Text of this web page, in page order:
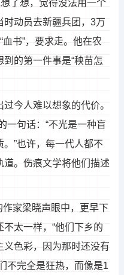
了想，觉得没法用一个
时动员去新疆兵团，3万
书”，要求走。他在农
的第一件事是“秧苗怎
今人难以想象的代价。
一句话：“不光是一种盲
”也许，每一代人都不
道。伤痕文学将他们描述
作家梁晓声眼中，更早下
太一样，“他们下乡的
义色彩，因为那时还没有
不完全是狂热，而像是1